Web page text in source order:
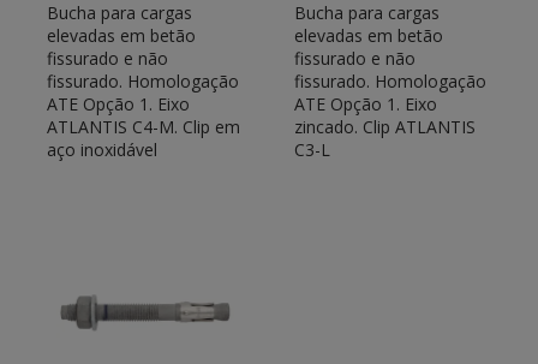
Bucha para cargas
elevadas em betão
fissurado e não
fissurado. Homologação
ATE Opção 1. Eixo
ATLANTIS C4-M. Clip em
aço inoxidável
Bucha para cargas
elevadas em betão
fissurado e não
fissurado. Homologação
ATE Opção 1. Eixo
zincado. Clip ATLANTIS
C3-L